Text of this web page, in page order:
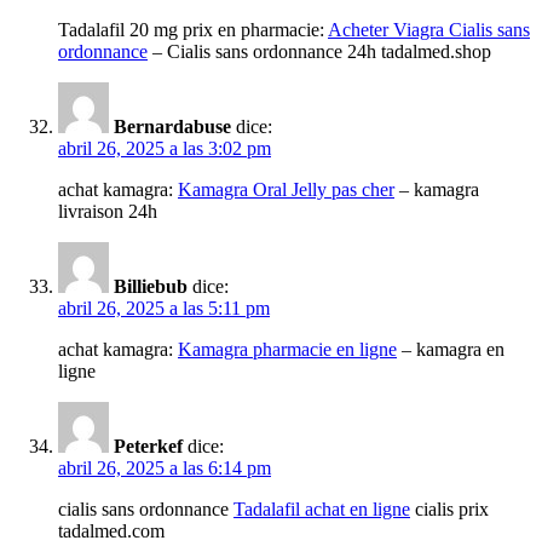
Tadalafil 20 mg prix en pharmacie: Acheter Viagra Cialis sans
ordonnance – Cialis sans ordonnance 24h tadalmed.shop
Bernardabuse dice:
abril 26, 2025 a las 3:02 pm
achat kamagra: Kamagra Oral Jelly pas cher– kamagra
livraison 24h
Billiebub dice:
abril 26, 2025 a las 5:11 pm
achat kamagra: Kamagra pharmacie en ligne – kamagra en
ligne
Peterkef dice:
abril 26, 2025 a las 6:14 pm
cialis sans ordonnance Tadalafil achat en ligne cialis prix
tadalmed.com